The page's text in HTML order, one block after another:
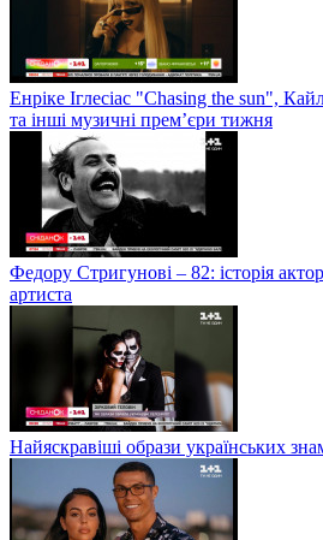
Енріке Іглесіас "Chasing the sun",
та інші музичні прем’єри тижня
Федору Стригунові – 82: історія
артиста
Найяскравіші образи українських